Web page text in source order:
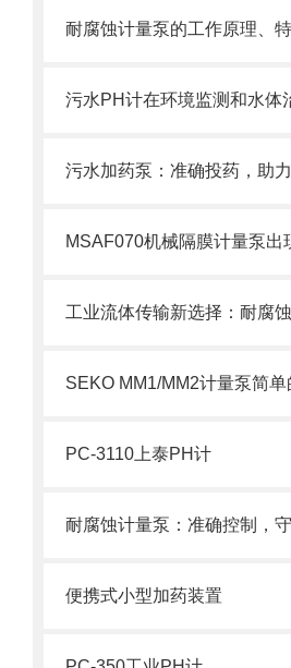
耐腐蚀计量泵的工作原理、
污水加药泵：准确投药，助
PC-3110上泰PH计
便携式小型加药装置